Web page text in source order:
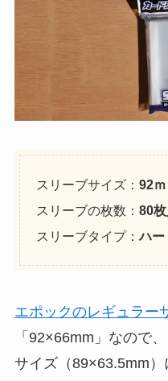
スリーブサイズ： 92
スリーブの枚数： 80枚
スリーブタイプ：ハー
エポックのレギュラー
「92×66mm」なので
サイズ（89×63.5mm）